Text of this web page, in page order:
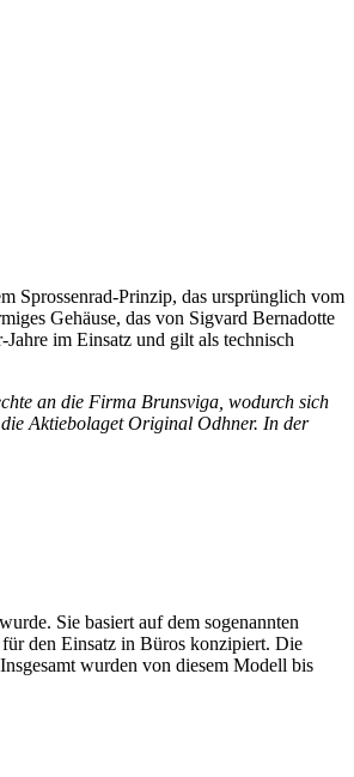
Sprossenrad-Prinzip, das ursprünglich vom
Gehäuse, das von Sigvard Bernadotte
im Einsatz und gilt als technisch
an die Firma Brunsviga, wodurch sich
Aktiebolaget Original Odhner. In der
Sie basiert auf dem sogenannten
den Einsatz in Büros konzipiert. Die
wurden von diesem Modell bis